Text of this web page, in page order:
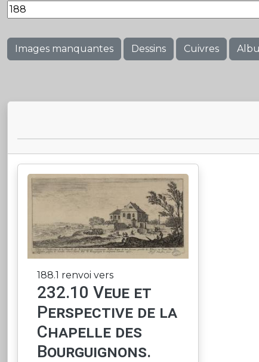
Images manquantes Dessins Cuivres
188.1 renvoi vers
232.10 Veue et
Perspective de la
Chapelle des
Bourguignons.